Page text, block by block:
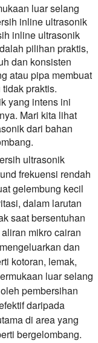
luar selang
inline ultrasonik
inline ultrasonik
pilihan praktis,
dan konsisten
atau pipa membuat
praktis.
yang intens ini
Mari kita lihat
dari bahan
ultrasonik
frekuensi rendah
gelembung kecil
dalam larutan
saat bersentuhan
mikro cairan
dan
kotoran, lemak,
luar selang
pembersihan
daripada
di area yang
bergelombang.